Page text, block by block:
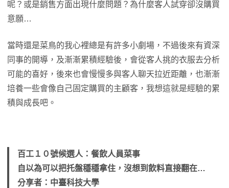
呢？或是銷售方面出現什麼問題？為什麼客人試穿卻沒購買
意願…
當時還是菜鳥的我心裡總是有許多小劇場，不過後來有資深
同事的開導，及漸漸累積經驗後，會從客人挑的衣服去分析
可能的喜好，後來也會慢慢多與客人聊天拉近距離，也漸漸
培養一些會像自己固定購買的主顧客，我想這就是經驗的累
積與成長吧。
百工１０號候選人：餐飲人員菜事
自以為可以把托盤穩穩拿住，沒想到飲料直接翻在…
分享者：中臺科技大學